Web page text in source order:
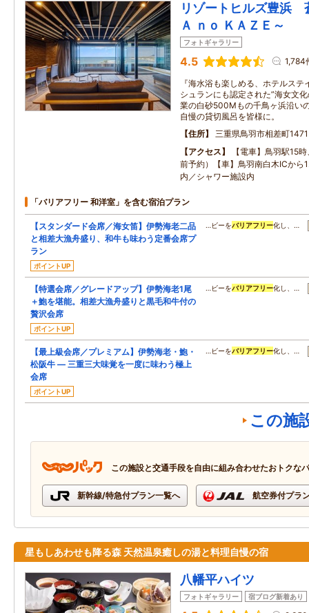
リゾートヒルズ豊浜
Ａ ｎｏ ＫＡＺＥ～
フォトギャラリー
4.5 1,784
『海水浴も楽しめる、ホテルス
シュランにも認定された”海女文
業の白砂500Mもの千鳥ヶ浜沿い
自慢の貸切風呂を皆様に。
住所
三重県鳥羽市相差町1471
アクセス
【電車】鳥羽駅15
前予約）【車】鳥羽南白木ICから
内／シャワー施設内
「バリアフリー 和洋室」を含む宿泊プラン
【スタンダード会席／海女笛】伊勢海老二品
と相差大漁舟盛り、和牛も味わう定番会席プ
ラン
ポイントUP
…ビーをバリアフリー化し、…
【特選会席／グレードアップ】伊勢海老1尾
＋鮑を堪能。相差大漁舟盛りと黒毛和牛付の
贅沢会席
ポイントUP
…ビーをバリアフリー化し、…
【最上級会席／プレミアム】伊勢海老・鮑・
松阪牛 ― 三重三大味覚を一度に味わう極上
会席
ポイントUP
…ビーをバリアフリー化し、…
この施
この施設と交通手段を自由に組み合わせたおトクな
新幹線/特急付プラン一覧へ 航空券付プラ
星もしあわせも降る森 天然温泉癒しの湯と料理自慢の宿
八幡平ハイツ
フォトギャラリー 宿ブログ新着あり